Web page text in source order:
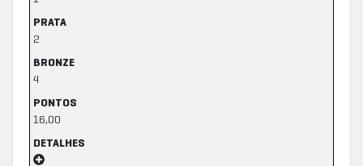
PRATA
2
BRONZE
4
PONTOS
16,00
DETALHES